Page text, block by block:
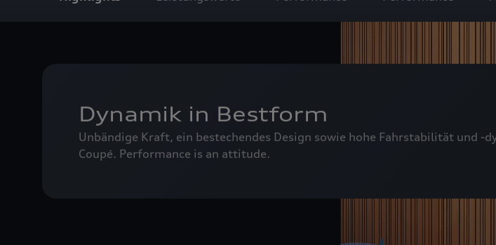
Dynamik in Bestform
Unbändige Kraft, ein bestechendes Design sowie hohe Fahrstabilität und -
Coupé. Performance is an attitude.